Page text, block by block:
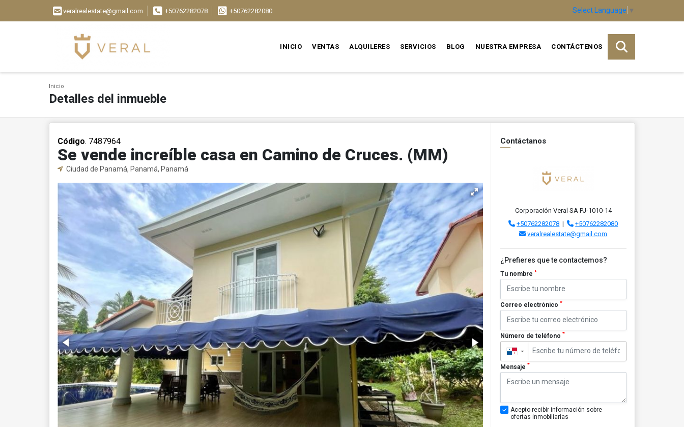
veralrealestate@gmail.com +50762282078 +50762282080 Select Language ▼
INICIO VENTAS ALQUILERES SERVICIOS BLOG NUESTRA EMPRESA CONTÁCTENOS
Inicio
Detalles del inmueble
Código. 7487964
Se vende increíble casa en Camino de Cruces. (MM)
Ciudad de Panamá, Panamá, Panamá
Contáctanos
Corporación Veral SA PJ-1010-14
+50762282078 |
+50762282080
veralrealestate@gmail.com
¿Prefieres que te contactemos?
Tu nombre *
Correo electrónico *
Número de teléfono *
▼
Mensaje *
Acepto recibir información sobre
ofertas inmobiliarias